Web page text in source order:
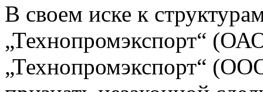
В своем иске к
„Технопромэкспорт“
„Технопромэкспорт“